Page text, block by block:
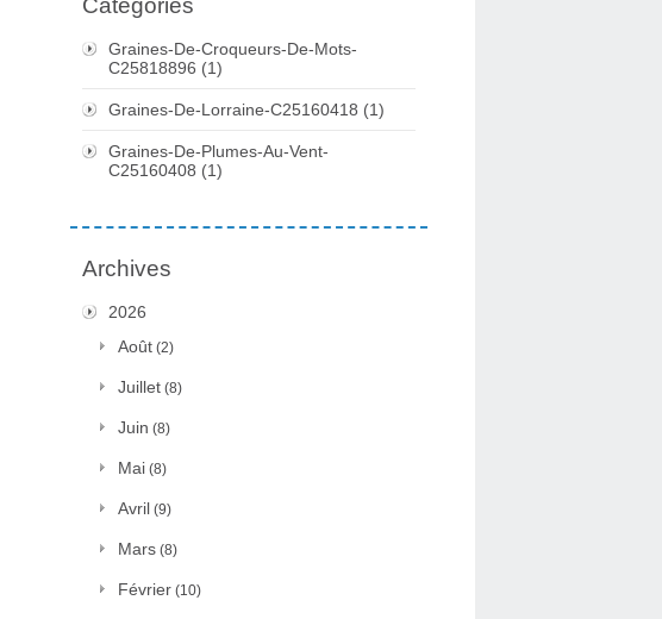
Catégories
Graines-De-Croqueurs-De-Mots-
C25818896 (1)
Graines-De-Lorraine-C25160418 (1)
Graines-De-Plumes-Au-Vent-
C25160408 (1)
Archives
2026
Août (2)
Juillet (8)
Juin (8)
Mai (8)
Avril (9)
Mars (8)
Février (10)